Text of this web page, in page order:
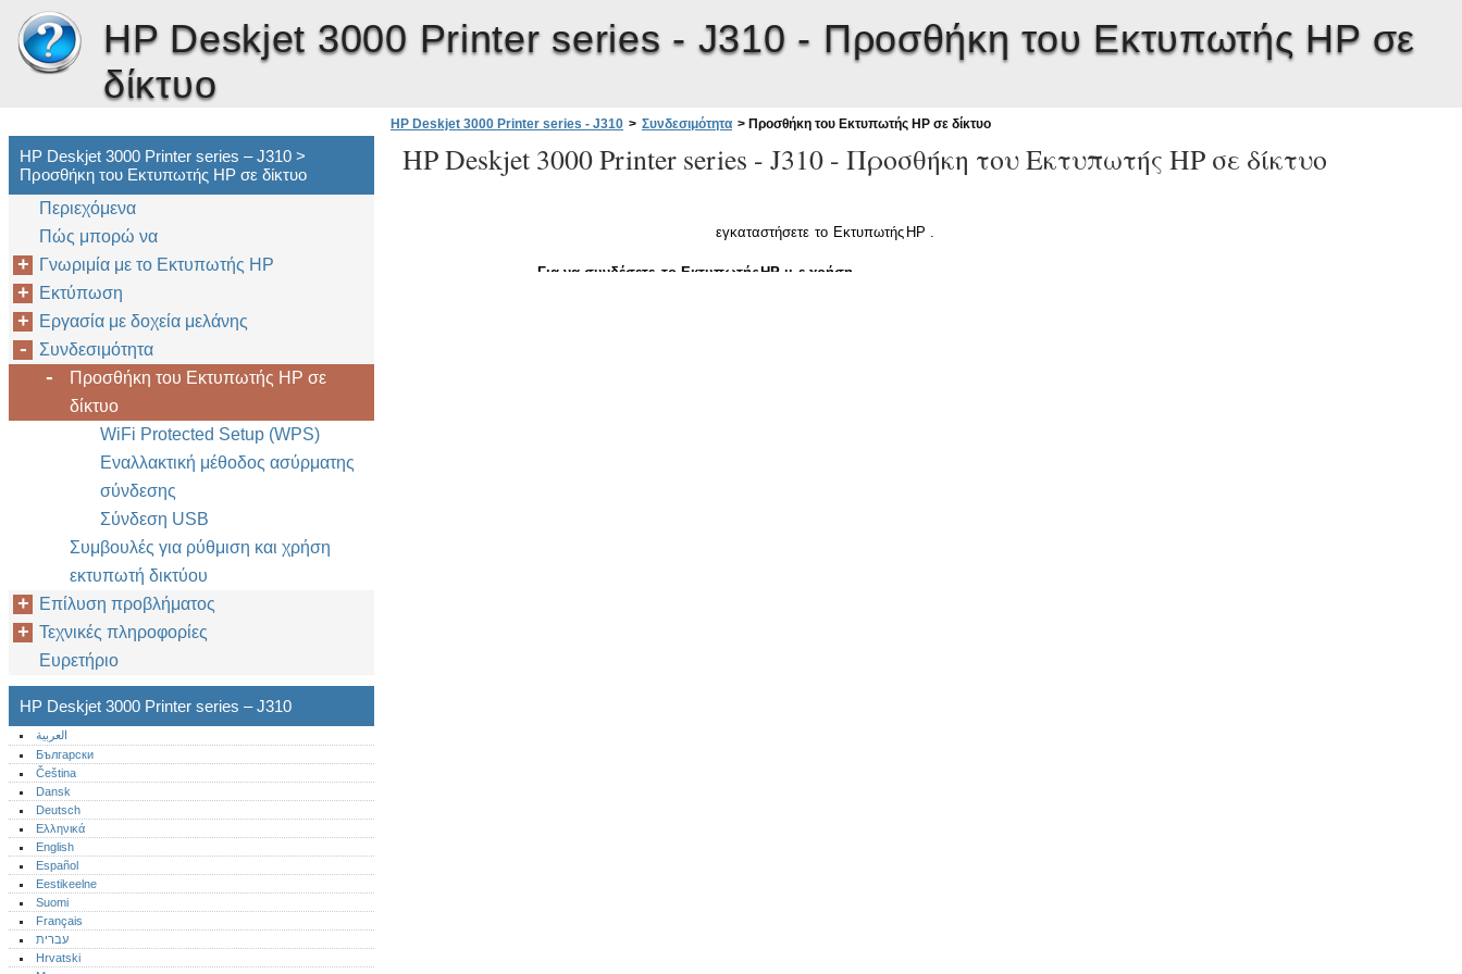
HP Deskjet 3000 Printer series - J310 - Προσθήκη του Εκτυπωτής HP σε
δίκτυο
HP Deskjet 3000 Printer series - J310 > Συνδεσιμότητα > Προσθήκη του Εκτυπωτής HP σε δίκτυο
HP Deskjet 3000 Printer series - J310 - Προσθήκη του Εκτυπωτής HP σε δίκτυο
εγκαταστήσετε το Εκτυπωτής HP .
Για να συνδέσετε το ΕκτυπωτήςHP µ ε χρήση
HP Deskjet 3000 Printer series – J310 >
Προσθήκη του Εκτυπωτής HP σε δίκτυο
Περιεχόμενα
Πώς μπορώ να
Γνωριμία με το Εκτυπωτής HP
Εκτύπωση
Εργασία με δοχεία μελάνης
Συνδεσιμότητα
Προσθήκη του Εκτυπωτής HP σε
δίκτυο
WiFi Protected Setup (WPS)
Εναλλακτική μέθοδος ασύρματης
σύνδεσης
Σύνδεση USB
Συμβουλές για ρύθμιση και χρήση
εκτυπωτή δικτύου
Επίλυση προβλήματος
Τεχνικές πληροφορίες
Ευρετήριο
HP Deskjet 3000 Printer series – J310
العربية
Български
Čeština
Dansk
Deutsch
Ελληνικά
English
Español
Eestikeelne
Suomi
Français
עברית
Hrvatski